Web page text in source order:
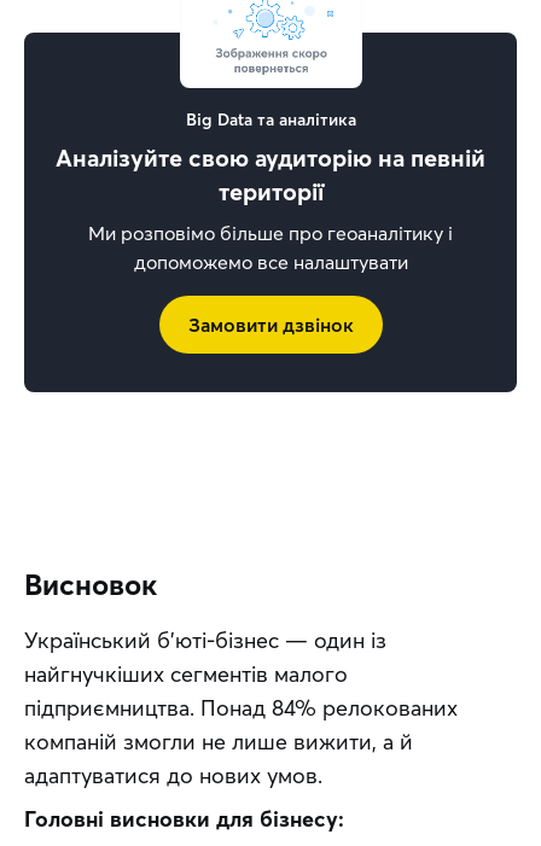
Big Data та аналітика
Аналізуйте свою аудиторію на певній
території
Ми розповімо більше про геоаналітику і
допоможемо все налаштувати
Замовити дзвінок
Висновок
Український б’юті-бізнес — один із
найгнучкіших сегментів малого
підприємництва. Понад 84% релокованих
компаній змогли не лише вижити, а й
адаптуватися до нових умов.
Головні висновки для бізнесу: